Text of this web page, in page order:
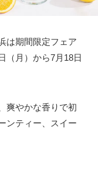
は期間限定フェア
（月）から7月18日
爽やかな香りで初
ンティー、スイー